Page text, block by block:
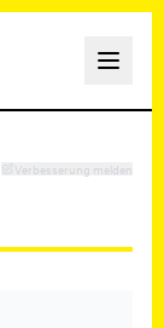
Verbesserung melden